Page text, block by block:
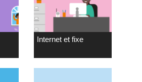
Internet et fixe